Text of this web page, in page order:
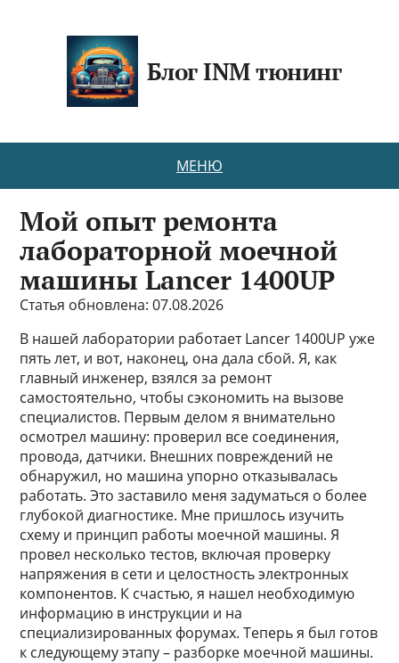
Блог INM тюнинг
МЕНЮ
Мой опыт ремонта
лабораторной моечной
машины Lancer 1400UP
Статья обновлена: 07.08.2026
В нашей лаборатории работает Lancer 1400UP уже
пять лет, и вот, наконец, она дала сбой. Я, как
главный инженер, взялся за ремонт
самостоятельно, чтобы сэкономить на вызове
специалистов. Первым делом я внимательно
осмотрел машину: проверил все соединения,
провода, датчики. Внешних повреждений не
обнаружил, но машина упорно отказывалась
работать. Это заставило меня задуматься о более
глубокой диагностике. Мне пришлось изучить
схему и принцип работы моечной машины. Я
провел несколько тестов, включая проверку
напряжения в сети и целостность электронных
компонентов. К счастью, я нашел необходимую
информацию в инструкции и на
специализированных форумах. Теперь я был готов
к следующему этапу – разборке моечной машины.